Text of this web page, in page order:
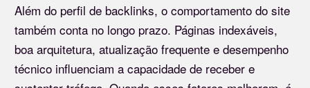
Além do perfil de backlinks, o comportamento do site
também conta no longo prazo. Páginas indexáveis,
boa arquitetura, atualização frequente e desempenho
técnico influenciam a capacidade de receber e